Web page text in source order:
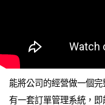
能將公司的經營做一個
有一套訂單管理系統，